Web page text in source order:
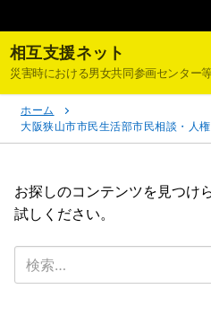
ン
テ
ン
ツ
ス
相互支援ネット
災害時における男女共同参画センター
ホーム
大阪狭山市市民生活部市民相談・人
お探しのコンテンツを見つけ
試しください。
索: